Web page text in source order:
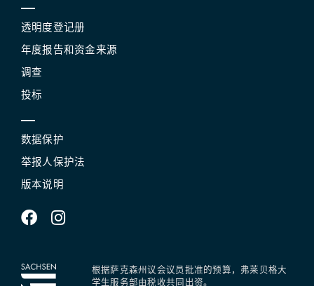
透明度登记册
年度报告和资金来源
调查
投标
数据保护
举报人保护法
版本说明
根据萨克森州议会议员批准的预算，弗莱贝格大
学生服务部由税收共同出资。